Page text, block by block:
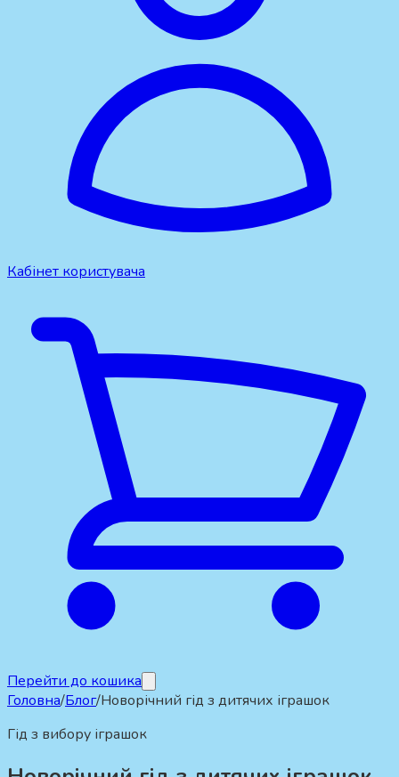
Кабінет користувача
Перейти до кошика
Головна/Блог/Новорічний гід з дитячих іграшок
Гід з вибору іграшок